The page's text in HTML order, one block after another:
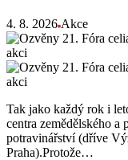
4. 8. 2026 Akce
Tak jako každý rok i
centra zemědělského
potravinářství (dříve
Praha).Protože…